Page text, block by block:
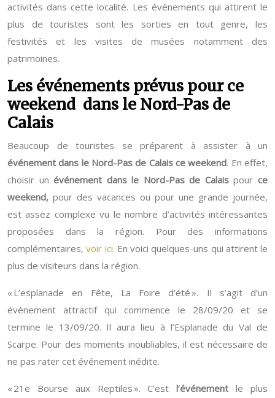
activités dans cette localité. Les événements qui attirent le
plus de touristes sont les sorties en tout genre, les
festivités et les visites de musées notamment des
patrimoines.
Les événements prévus pour ce
weekend dans le Nord-Pas de
Calais
Beaucoup de touristes se préparent à assister à un
événement dans le Nord-Pas de Calais ce weekend. En effet,
choisir unévénement dans le Nord-Pas de Calaispour ce
weekend, pour des vacances ou pour une grande journée,
est assez complexe vu le nombre d’activités intéressantes
proposées dans la région. Pour des informations
complémentaires,voir ici. En voici quelques-uns qui attirent le
plus de visiteurs dans la région.
« L’esplanade en Fête, La Foire d’été ». Il s’agit d’un
événement attractif qui commence le 28/09/20 et se
termine le 13/09/20. Il aura lieu à l’Esplanade du Val de
Scarpe. Pour des moments inoubliables, il est nécessaire de
ne pas rater cet événement inédite.
« 21e Bourse aux Reptiles ». C’estl’événementle plus